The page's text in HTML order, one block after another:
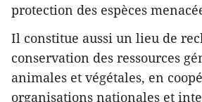
protection des espèces
Il constitue aussi un lieu de
conservation des ressources
animales et végétales, en
organisations nationales et